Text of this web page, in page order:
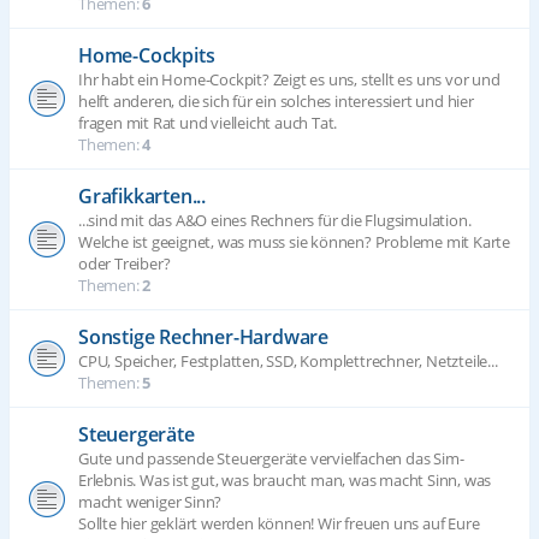
Home-Cockpits
Ihr habt ein Home-Cockpit? Zeigt es uns, stellt es uns vor und
helft anderen, die sich für ein solches interessiert und hier
fragen mit Rat und vielleicht auch Tat.
Themen:4
Grafikkarten...
...sind mit das A&O eines Rechners für die Flugsimulation.
Welche ist geeignet, was muss sie können? Probleme mit Karte
oder Treiber?
Themen:2
Sonstige Rechner-Hardware
CPU, Speicher, Festplatten, SSD, Komplettrechner, Netzteile...
Themen:5
Steuergeräte
Gute und passende Steuergeräte vervielfachen das Sim-
Erlebnis. Was ist gut, was braucht man, was macht Sinn, was
macht weniger Sinn?
Sollte hier geklärt werden können! Wir freuen uns auf Eure